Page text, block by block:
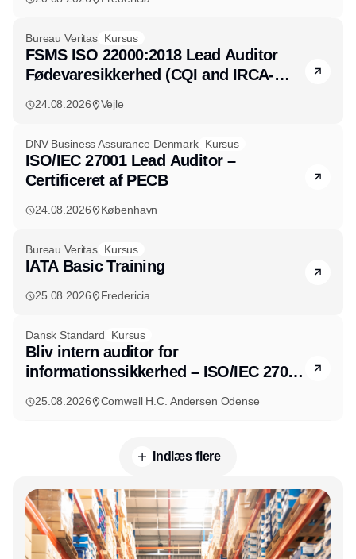
Bureau Veritas Kursus
FSMS ISO 22000:2018 Lead Auditor
Fødevaresikkerhed (CQI and IRCA-
24.08.2026 Vejle
DNV Business Assurance Denmark Kursus
ISO/IEC 27001 Lead Auditor –
Certificeret af PECB
24.08.2026 København
Bureau Veritas Kursus
IATA Basic Training
25.08.2026 Fredericia
Dansk Standard Kursus
Bliv intern auditor for
informationssikkerhed – ISO/IEC 27001
25.08.2026 Comwell H.C. Andersen Odense
Indlæs flere